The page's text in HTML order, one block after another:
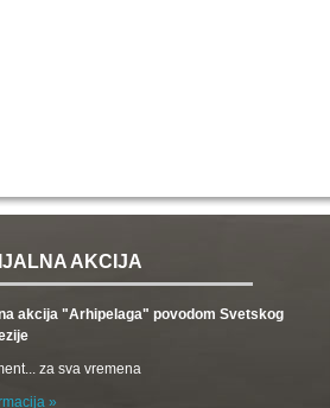
AKCIJA
akcija "Arhipelaga" povodom Svetskog
za sva vremena
»